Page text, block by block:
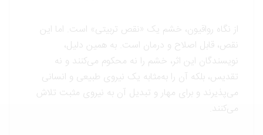
از نگاه رواقیون، خشم یک «نقص تربیتی» است. اما این
نقص، قابل اصلاح و درمان است. به همین دلیل،
نویسندگان این اثر، خشم را نه محکوم می‌کنند و نه
تقدیس، بلکه آن را به‌مثابه یک نیروی طبیعی و انسانی
می‌پذیرند و برای مهار و تبدیل آن به نیروی مثبت تلاش
می‌کنند.